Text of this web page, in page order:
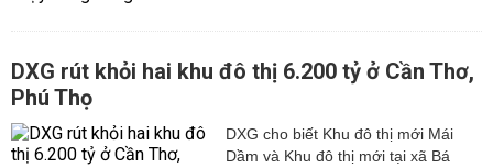
DXG rút khỏi hai khu đô thị 6.200 tỷ ở Cần Thơ,
Phú Thọ
DXG cho biết Khu đô thị mới Mái
Dầm và Khu đô thị mới tại xã Bá